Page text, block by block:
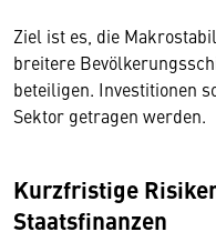
Ziel ist es, die
breitere
beteiligen. Investitionen
Sektor getragen werden.
Kurzfristige
Staatsfinanzen